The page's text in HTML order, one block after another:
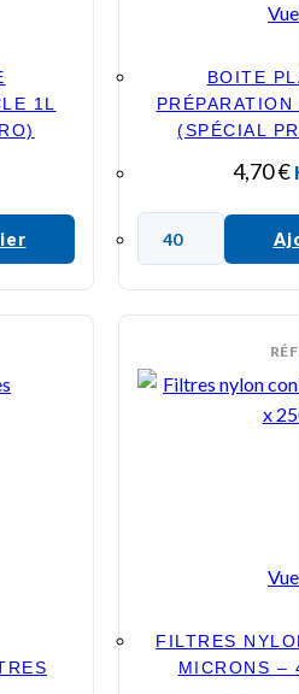
1L
BOITE
(SPÉCIAL
4,70€
FILTRES
MICRONS –